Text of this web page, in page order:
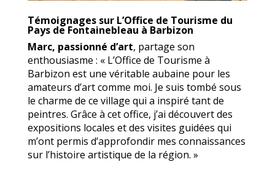
Témoignages sur L’Office de Tourisme du
Pays de Fontainebleau à Barbizon
Marc, passionné d’art, partage son
enthousiasme : « L’Office de Tourisme à
Barbizon est une véritable aubaine pour les
amateurs d’art comme moi. Je suis tombé sous
le charme de ce village qui a inspiré tant de
peintres. Grâce à cet office, j’ai découvert des
expositions locales et des visites guidées qui
m’ont permis d’approfondir mes connaissances
sur l’histoire artistique de la région. »